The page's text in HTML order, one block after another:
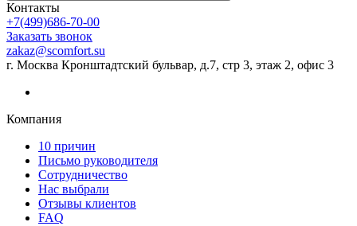
Контакты
+7(499)686-70-00
Заказать звонок
zakaz@scomfort.su
г. Москва Кронштадтский бульвар, д.7, стр 3, этаж 2, офис 3
Компания
10 причин
Письмо руководителя
Сотрудничество
Нас выбрали
Отзывы клиентов
FAQ